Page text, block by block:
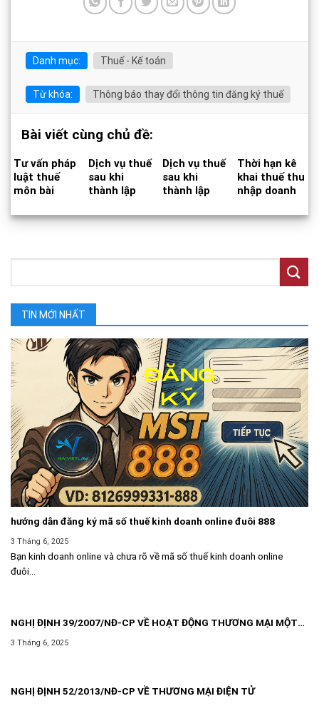
Danh mục: Thuế - Kế toán
Từ khóa: Thông báo thay đổi thông tin đăng ký thuế
Bài viết cùng chủ đề:
Tư vấn pháp
luật thuế
môn bài
Dịch vụ thuế
sau khi
thành lập
TNHH một
Dịch vụ thuế
sau khi
thành lập
Thời hạn kê
khai thuế thu
nhập doanh
TIN MỚI NHẤT
hướng dẫn đăng ký mã số thuế kinh doanh online đuôi 888
3 Tháng 6, 2025
Bạn kinh doanh online và chưa rõ về mã số thuế kinh doanh online
đuôi...
NGHỊ ĐỊNH 39/2007/NĐ-CP VỀ HOẠT ĐỘNG THƯƠNG MẠI MỘT
3 Tháng 6, 2025
NGHỊ ĐỊNH 52/2013/NĐ-CP VỀ THƯƠNG MẠI ĐIỆN TỬ